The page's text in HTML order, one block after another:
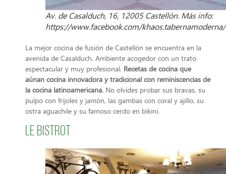
Av. de Casalduch, 16, 12005 Castellón. Más info:
https://www.facebook.com/khaos.tabernamoderna/
La mejor cocina de fusión de Castellón se encuentra en la
avenida de Casalduch. Ambiente acogedor con un trato
espectacular y muy profesional. Recetas de cocina que
aúnan cocina innovadora y tradicional con reminiscencias de
la cocina latinoamericana. No olvides probar sus bravas, su
pulpo con frijoles y jamón, las gambas con coral y ajillo, su
ostra aguachile y su famoso cerdo en bikini.
Le Bistrot